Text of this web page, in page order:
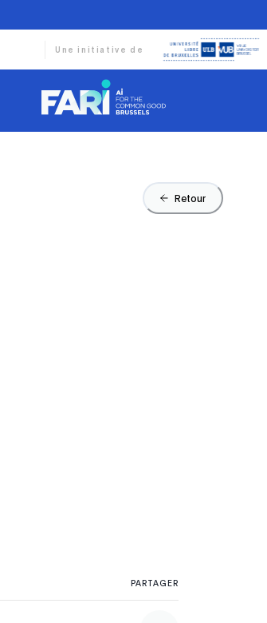
Retour
PARTAGER